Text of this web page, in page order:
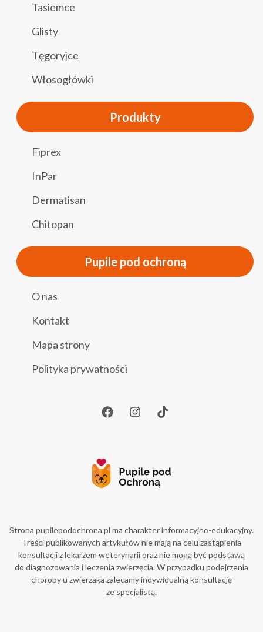
Tasiemce
Glisty
Tęgoryjce
Włosogłówki
Produkty
Fiprex
InPar
Dermatisan
Chitopan
Pupile pod ochroną
O nas
Kontakt
Mapa strony
Polityka prywatności
Strona pupilepodochrona.pl ma charakter informacyjno-edukacyjny.
Treści publikowanych artykułów nie mają na celu zastąpienia
konsultacji z lekarzem weterynarii oraz nie mogą być podstawą
do diagnozowania i leczenia zwierzęcia. W przypadku podejrzenia
choroby u zwierzaka zalecamy indywidualną konsultację
ze specjalistą.